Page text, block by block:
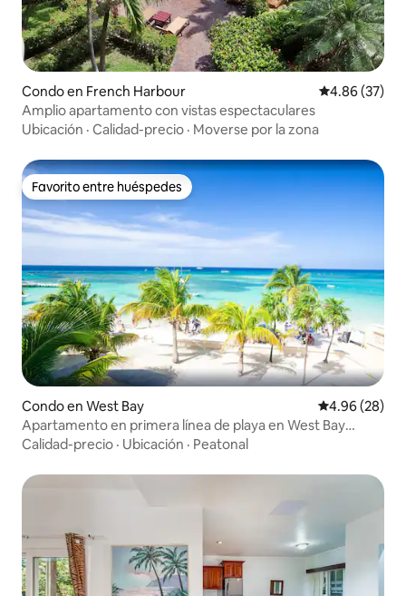
Condo en French Harbour Calificación
4.86 (37)
Amplio apartamento con vistas espectaculares
Ubicación · Calidad-precio · Moverse por la zona
Favorito entre huéspedes
Favorito entre huéspedes
Condo en West Bay Calificación
4.96 (28)
Apartamento en primera línea de playa en West Bay
Roatán, Coral Sands 2
Calidad-precio · Ubicación · Peatonal